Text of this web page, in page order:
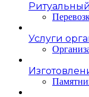
Услуги